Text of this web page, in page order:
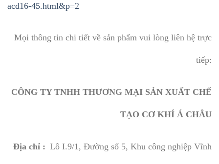
acd16-45.html&p=2
Mọi thông tin chi tiết về sản phẩm vui lòng liên hệ trực
tiếp:
CÔNG TY TNHH THƯƠNG MẠI SẢN XUẤT CHẾ
TẠO CƠ KHÍ Á CHÂU
Địa chỉ : Lô I.9/1, Đường số 5, Khu công nghiệp Vĩnh